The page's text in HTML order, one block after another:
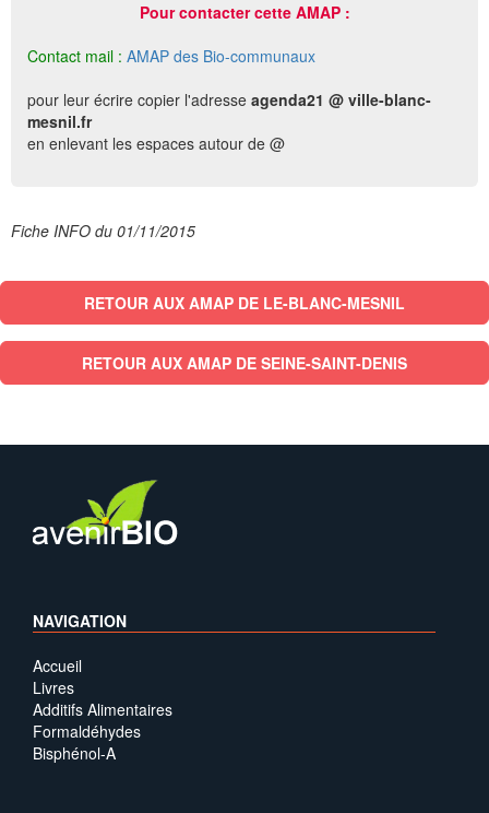
Pour contacter cette AMAP :
Contact mail : AMAP des Bio-communaux
pour leur écrire copier l'adresse agenda21 @ ville-blanc-
mesnil.fr
en enlevant les espaces autour de @
Fiche INFO du 01/11/2015
RETOUR AUX AMAP DE LE-BLANC-MESNIL
RETOUR AUX AMAP DE SEINE-SAINT-DENIS
NAVIGATION
Accueil
Livres
Additifs Alimentaires
Formaldéhydes
Bisphénol-A